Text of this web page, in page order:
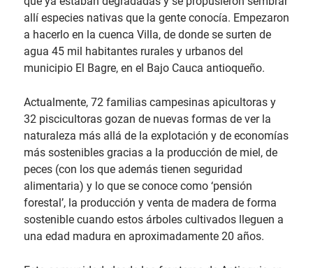
allí especies nativas que la gente conocía. Empezaron
a hacerlo en la cuenca Villa, de donde se surten de
agua 45 mil habitantes rurales y urbanos del
municipio El Bagre, en el Bajo Cauca antioqueño.
Actualmente, 72 familias campesinas apicultoras y
32 piscicultoras gozan de nuevas formas de ver la
naturaleza más allá de la explotación y de economías
más sostenibles gracias a la producción de miel, de
peces (con los que además tienen seguridad
alimentaria) y lo que se conoce como ‘pensión
forestal’, la producción y venta de madera de forma
sostenible cuando estos árboles cultivados lleguen a
una edad madura en aproximadamente 20 años.